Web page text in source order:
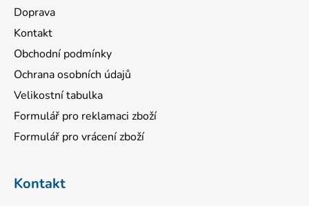
Doprava
Kontakt
Obchodní podmínky
Ochrana osobních údajů
Velikostní tabulka
Formulář pro reklamaci zboží
Formulář pro vrácení zboží
Kontakt